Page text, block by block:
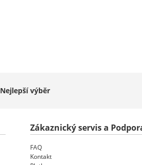
Nejlepšívýběr
Zákaznický servis a
FAQ
Kontakt